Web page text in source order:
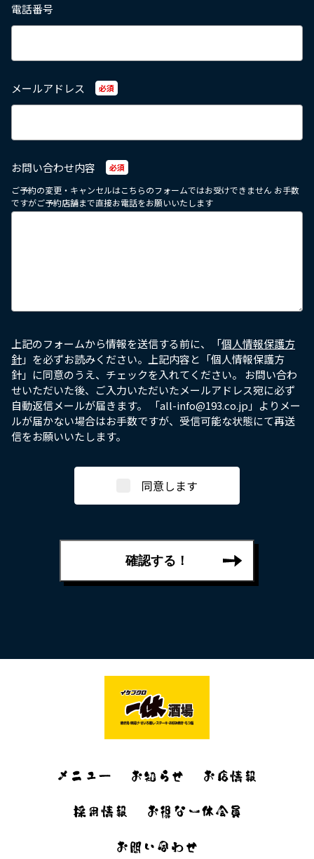
電話番号
メールアドレス 必須
お問い合わせ内容 必須
ご予約の変更・キャンセルはこちらのフォームではお受けできません お手数
ですがご予約店舗まで直接お電話をお願いいたします
上記のフォームから情報を送信する前に、「個人情報保護方
針」を必ずお読みください。上記内容と「個人情報保護方
針」に同意のうえ、チェックを入れてください。 お問い合わ
せいただいた後、ご入力いただいたメールアドレス宛に必ず
自動返信メールが届きます。 「all-info@193.co.jp」よりメー
ルが届かない場合はお手数ですが、受信可能な状態にて再送
信をお願いいたします。
同意します
確認する！